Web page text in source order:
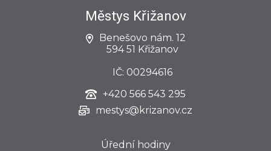
Městys Křižanov
Benešovo nám. 12
594 51 Křižanov
IČ: 00294616
+420 566 543 295
mestys@krizanov.cz
Úřední hodiny